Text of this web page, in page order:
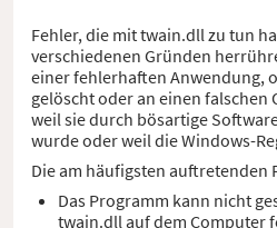
Fehler, die mit twain.dll zu tun
verschiedenen Gründen
einer fehlerhaften Anwendung,
gelöscht oder an einen falschen
weil sie durch bösartige
wurde oder weil die Windows-
Die am häufigsten auftretenden
Das Programm kann nicht
twain.dll auf dem Computer